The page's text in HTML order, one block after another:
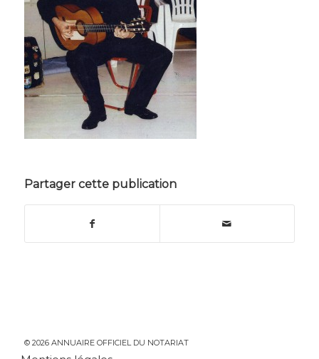
Partager cette publication
© 2026 ANNUAIRE OFFICIEL DU NOTARIAT